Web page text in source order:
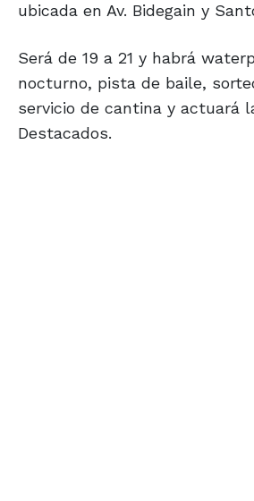
ubicada en Av. Bidegain y
Será de 19 a 21 y habrá
nocturno, pista de baile,
servicio de cantina y actuará
Destacados.